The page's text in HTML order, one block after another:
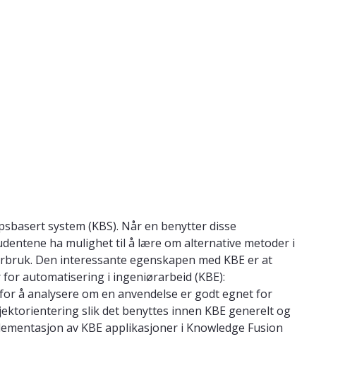
system (KBS). Når en benytter disse
ha mulighet til å lære om alternative metoder i
Den interessante egenskapen med KBE er at
automatisering i ingeniørarbeid (KBE):
å analysere om en anvendelse er godt egnet for
slik det benyttes innen KBE generelt og
av KBE applikasjoner i Knowledge Fusion